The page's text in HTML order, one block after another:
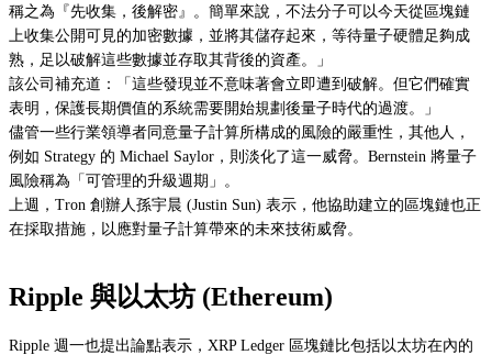
稱之為『先收集，後解密』。簡單來說，不法分子可以今天從區塊鏈
上收集公開可見的加密數據，並將其儲存起來，等待量子硬體足夠成
熟，足以破解這些數據並存取其背後的資產。」
該公司補充道：「這些發現並不意味著會立即遭到破解。但它們確實
表明，保護長期價值的系統需要開始規劃後量子時代的過渡。」
儘管一些行業領導者同意量子計算所構成的風險的嚴重性，其他人，
例如 Strategy 的 Michael Saylor，則淡化了這一威脅。Bernstein 將量子
風險稱為「可管理的升級週期」。
上週，Tron 創辦人孫宇晨 (Justin Sun) 表示，他協助建立的區塊鏈也正
在採取措施，以應對量子計算帶來的未來技術威脅。
Ripple 與以太坊 (Ethereum)
Ripple 週一也提出論點表示，XRP Ledger 區塊鏈比包括以太坊在內的